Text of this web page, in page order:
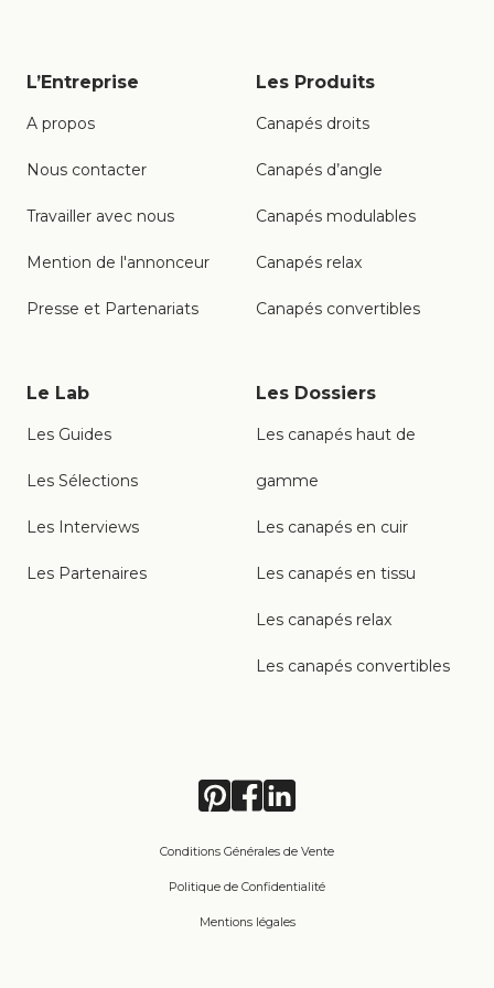
L’Entreprise
A propos
Nous contacter
Travailler avec nous
Mention de l'annonceur
Presse et Partenariats
Les Produits
Canapés droits
Canapés d’angle
Canapés modulables
Canapés relax
Canapés convertibles
Le Lab
Les Guides
Les Sélections
Les Interviews
Les Partenaires
Les Dossiers
Les canapés haut de
gamme
Les canapés en cuir
Les canapés en tissu
Les canapés relax
Les canapés convertibles
Conditions Générales de Vente
Politique de Confidentialité
Mentions légales